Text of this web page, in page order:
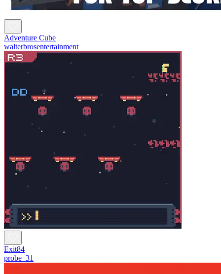
Adventure Cube
walterbrosentertainment
Exit84
probe_31